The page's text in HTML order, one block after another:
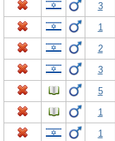
נומרולוגיה
הוסף שם
צור קשר
פייסבוק
3
1
2
3
5
1
1